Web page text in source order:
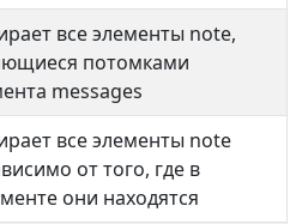
все элементы note,
потомками
messages
все элементы note
от того, где в
они находятся